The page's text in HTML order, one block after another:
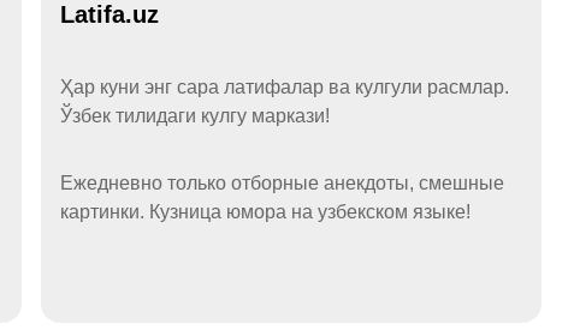
Latifa.uz
Ҳар куни энг сара латифалар ва кулгули расмлар.
Ўзбек тилидаги кулгу маркази!
Ежедневно только отборные анекдоты, смешные
картинки. Кузница юмора на узбекском языке!